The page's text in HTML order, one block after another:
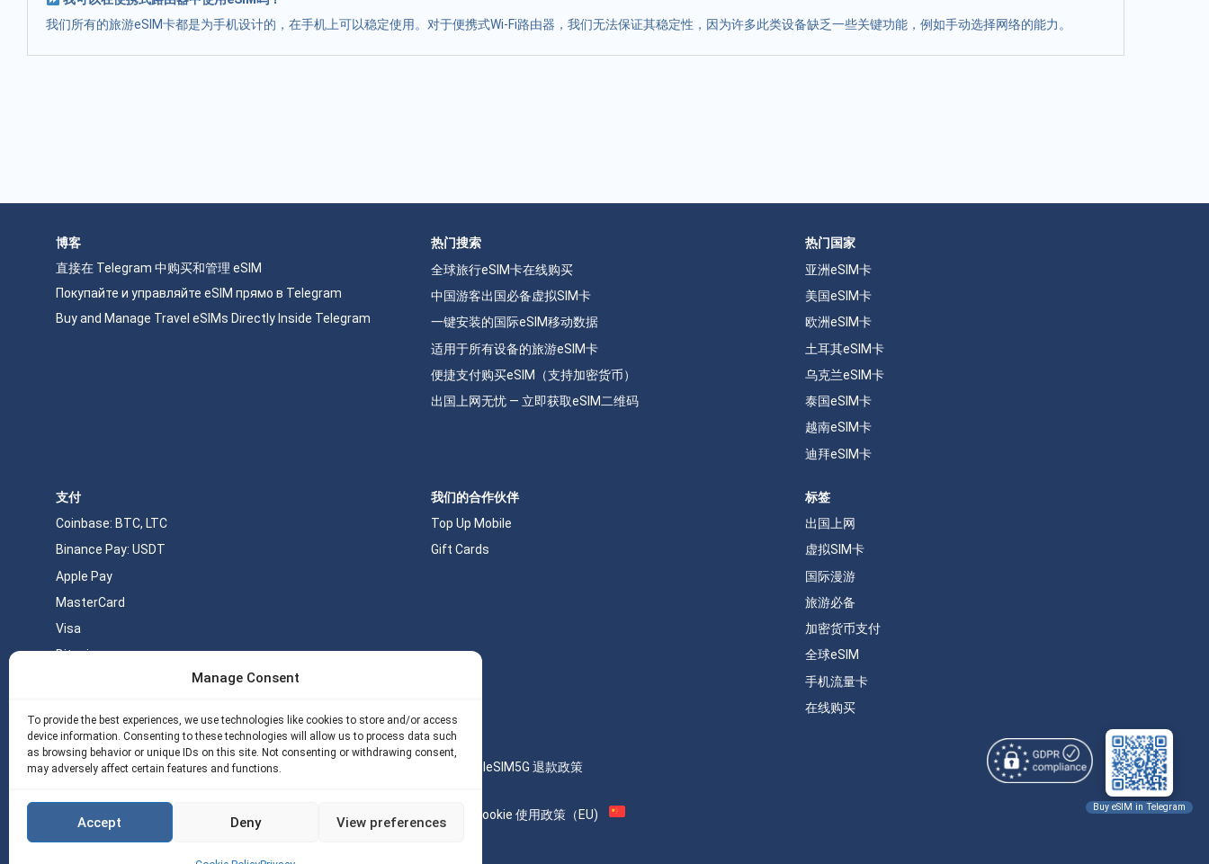
Manage Consent
To provide the best experiences, we use technologies like cookies to store and/or access
device information. Consenting to these technologies will allow us to process data such
as browsing behavior or unique IDs on this site. Not consenting or withdrawing consent,
may adversely affect certain features and functions.
Accept Deny View preferences
我们所有的旅游eSIM卡都是为手机设计的，在手机上可以稳定使用。对于便携式Wi-Fi路由器，我们无法保证其稳定性，因为许多此类设备缺乏一些关键功能，例如手动选择网络的能力。
博客
直接在 Telegram 中购买和管理 eSIM
Покупайте и управляйте eSIM прямо в Telegram
Buy and Manage Travel eSIMs Directly Inside Telegram
热门搜索
全球旅行eSIM卡在线购买
中国游客出国必备虚拟SIM卡
一键安装的国际eSIM移动数据
适用于所有设备的旅游eSIM卡
便捷支付购买eSIM（支持加密货币）
出国上网无忧 — 立即获取eSIM二维码
热门国家
亚洲eSIM卡
美国eSIM卡
欧洲eSIM卡
土耳其eSIM卡
乌克兰eSIM卡
泰国eSIM卡
越南eSIM卡
迪拜eSIM卡
支付
Coinbase: BTC, LTC
Binance Pay: USDT
Apple Pay
MasterCard
Visa
Bitcoin
我们的合作伙伴
Top Up Mobile
Gift Cards
标签
出国上网
虚拟SIM卡
国际漫游
旅游必备
加密货币支付
全球eSIM
手机流量卡
在线购买
关于 eSIM5gYour Tickets eSIM5G 退款政策
使用条款隐私政策 Cookie 使用政策（EU)
Buy eSIM in Telegram